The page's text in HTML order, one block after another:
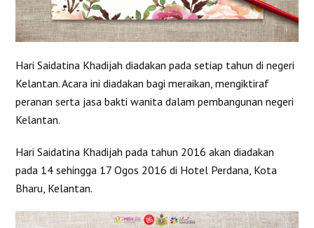
Hari Saidatina Khadijah diadakan pada setiap tahun di negeri
Kelantan. Acara ini diadakan bagi meraikan, mengiktiraf
peranan serta jasa bakti wanita dalam pembangunan negeri
Kelantan.
Hari Saidatina Khadijah pada tahun 2016 akan diadakan
pada 14 sehingga 17 Ogos 2016 di Hotel Perdana, Kota
Bharu, Kelantan.